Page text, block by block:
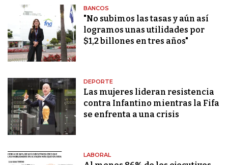
BANCOS
"No subimos las tasas y aún así
logramos unas utilidades por
$1,2 billones en tres años"
DEPORTE
Las mujeres lideran resistencia
contra Infantino mientras la Fifa
se enfrenta a una crisis
LABORAL